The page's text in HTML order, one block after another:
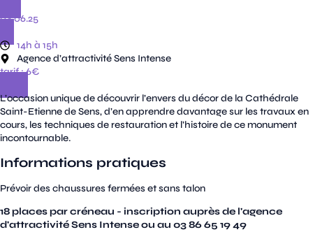
04.06.25
14h à 15h
Agence d’attractivité Sens Intense
tarif : 6€
L’occasion unique de découvrir l’envers du décor de la Cathédrale
Saint-Etienne de Sens, d’en apprendre davantage sur les travaux en
cours, les techniques de restauration et l’histoire de ce monument
incontournable.
Informations pratiques
Prévoir des chaussures fermées et sans talon
18 places par créneau - inscription auprès de l'agence
d'attractivité Sens Intense ou au 03 86 65 19 49